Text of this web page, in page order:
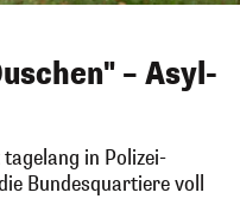
– Asyl-
in Polizei-
Bundesquartiere voll